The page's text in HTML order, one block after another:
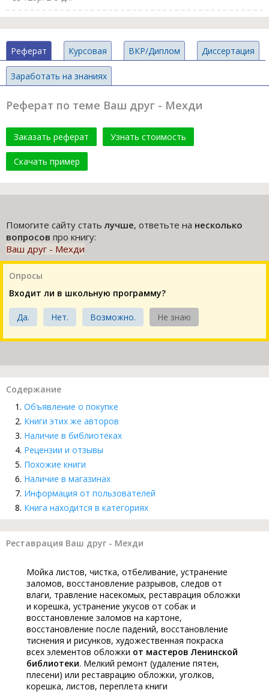
Реферат Курсовая ВКР/Диплом Диссертация
Заработать на знаниях
Реферат по теме Ваш друг - Мехди
Заказать реферат Узнать стоимость
Скачать пример
Помогите сайту статьлучше, ответьте на несколько
вопросов про книгу:
Ваш друг - Мехди
Опросы
Входит ли в школьную программу?
Да. Нет. Возможно. Не знаю
Содержание
Объявление о покупке
Книги этих же авторов
Наличие в библиотеках
Рецензии и отзывы
Похожие книги
Наличие в магазинах
Информация от пользователей
Книга находится в категориях
Реставрация Ваш друг - Мехди
Мойка листов, чистка, отбеливание, устранение
заломов, восстановление разрывов, следов от
влаги, травление насекомых, реставрация обложки
и корешка, устранение укусов от собак и
восстановление заломов на картоне,
восстановление после падений, восстановление
тиснения и рисунков, художественная покраска
всех элементов обложки от мастеров Ленинской
библиотеки. Мелкий ремонт (удаление пятен,
плесени) или реставрацию обложки, уголков,
корешка, листов, переплета книги